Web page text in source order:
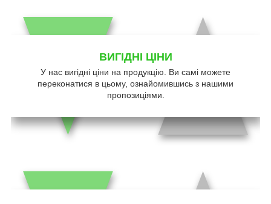
ВИГІДНІ ЦІНИ
У нас вигідні ціни на продукцію. Ви самі можете
переконатися в цьому, ознайомившись з нашими
пропозиціями.